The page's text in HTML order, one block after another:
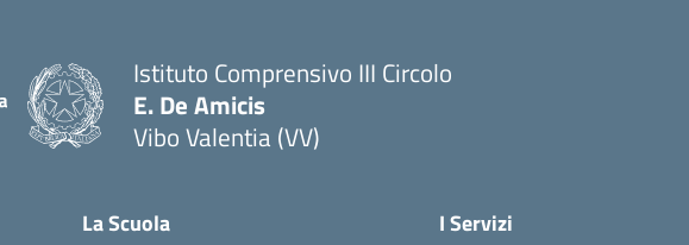
Istituto Comprensivo III Circolo
E. De Amicis
Vibo Valentia (VV)
La Scuola I Servizi